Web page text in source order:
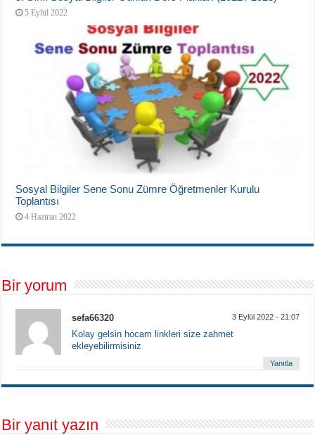
5 Eylül 2022
Sosyal Bilgiler Sene Sonu Zümre Öğretmenler Kurulu
Toplantısı
4 Haziran 2022
Bir yorum
sefa66320 3 Eylül 2022 - 21:07
Kolay gelsin hocam linkleri size zahmet
ekleyebilirmisiniz
Yanıtla
Bir yanıt yazın